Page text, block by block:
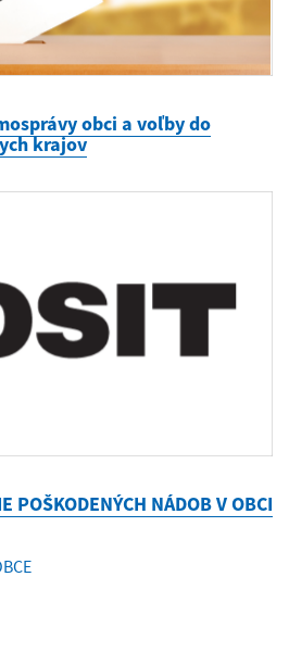
obci a voľby do
krajov
POŠKODENÝCH NÁDOB V OBCI